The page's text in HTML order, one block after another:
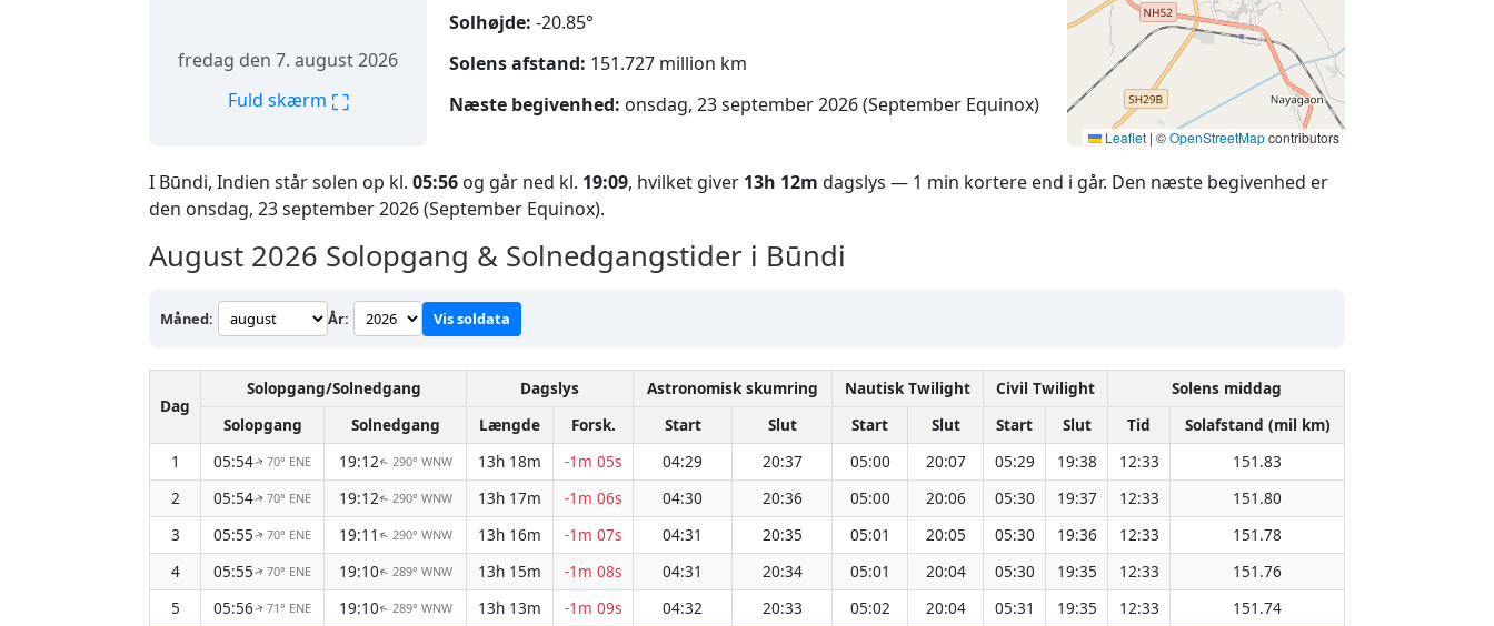
fredag den 7. august 2026
Fuld skærm ⛶
Solhøjde: -20.85°
Solens afstand: 151.727 million km
Næste begivenhed: onsdag, 23 september 2026 (September Equinox)
Leaflet | ©OpenStreetMapcontributors
I Būndi, Indien står solen op kl. 05:56 og går ned kl. 19:09, hvilket giver 13h 12m dagslys — 1 min kortere end i går. Den næste begivenhed er
den onsdag, 23 september 2026 (September Equinox).
August 2026 Solopgang & Solnedgangstider i Būndi
Måned: År: Vis soldata
Dag
Solopgang/Solnedgang Dagslys Astronomisk skumring Nautisk Twilight Civil Twilight
Solens middag
Solopgang
Solnedgang Længde Forsk. Start Slut Start Slut Start Slut Tid
Solafstand (mil km)
1
05:54↑70° ENE 19:12↑ 290° WNW 13h 18m -1m 05s 04:29 20:37 05:00 20:07 05:29 19:38 12:33
151.83
2
05:54↑70° ENE 19:12↑ 290° WNW 13h 17m -1m 06s 04:30 20:36 05:00 20:06 05:30 19:37 12:33
151.80
3
05:55↑70° ENE 19:11 ↑ 290° WNW 13h 16m -1m 07s 04:31 20:35 05:01 20:05 05:30 19:36 12:33
151.78
4
05:55↑70° ENE 19:10↑ 289° WNW 13h 15m -1m 08s 04:31 20:34 05:01 20:04 05:30 19:35 12:33
151.76
5
05:56↑71° ENE 19:10↑ 289° WNW 13h 13m -1m 09s 04:32 20:33 05:02 20:04 05:31 19:35 12:33
151.74